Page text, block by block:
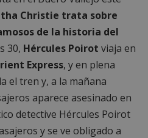
Christie trata sobre
de la historia del
30, Hércules Poirot viaja en
Express, y en plena
el tren y, a la mañana
aparece asesinado en
detective Hércules Poirot
y se ve obligado a